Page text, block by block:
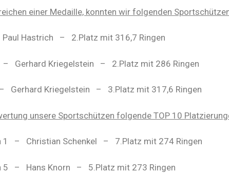
einer Medaille, konnten wir folgenden
Paul Hastrich – 2.Platz mit 316,7 Ringen
– Gerhard Kriegelstein – 2.Platz mit 286 Ringen
– Gerhard Kriegelstein – 3.Platz mit 317,6 Ringen
unsere Sportschützen folgende TOP 10
1 – Christian Schenkel – 7.Platz mit 274 Ringen
5 – Hans Knorn – 5.Platz mit 273 Ringen